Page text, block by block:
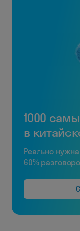
1000
в
Реально
60%